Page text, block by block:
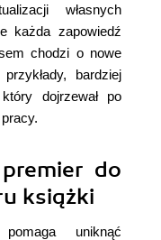
własnych
każda zapowiedź
chodzi o nowe
bardziej
dojrzewał po
do
książki
pomaga uniknąć